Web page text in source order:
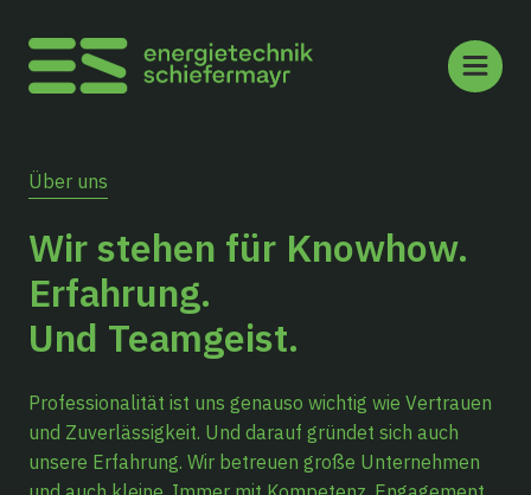
Über uns
Wir stehen für Knowhow.
Erfahrung.
Und Teamgeist.
Professionalität ist uns genauso wichtig wie Vertrauen
und Zuverlässigkeit. Und darauf gründet sich auch
unsere Erfahrung. Wir betreuen große Unternehmen